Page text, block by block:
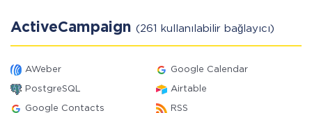
ActiveCampaign (261 kullanılabilir bağlayıcı)
AWeber Google Calendar
PostgreSQL Airtable
Google Contacts RSS